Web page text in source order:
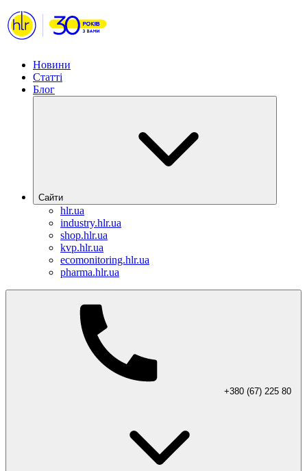
Новини
Статті
Блог
Сайти
hlr.ua
industry.hlr.ua
shop.hlr.ua
kvp.hlr.ua
ecomonitoring.hlr.ua
pharma.hlr.ua
+380 (67) 225 80